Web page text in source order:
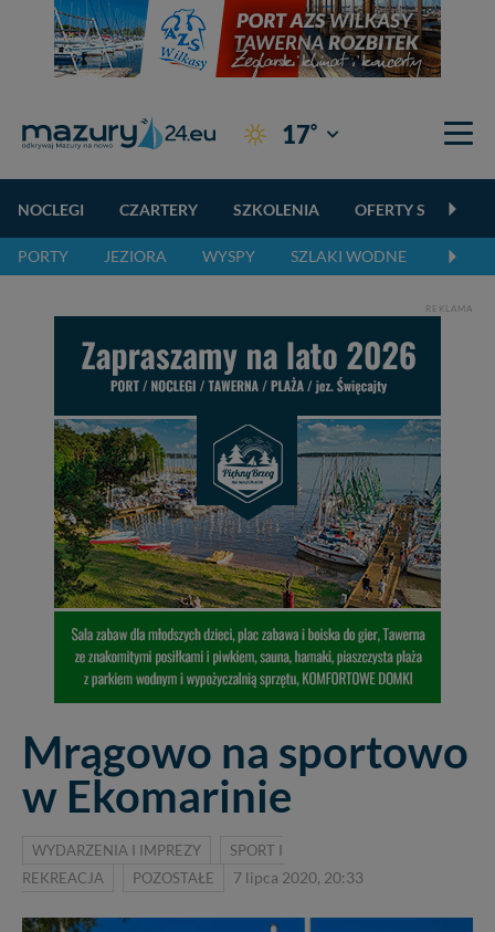
17° Giżycko
NOCLEGI CZARTERY SZKOLENIA OFERTY
PORTY JEZIORA WYSPY SZLAKI WODNE
REKLAMA
Mrągowo na sportowo
w Ekomarinie
WYDARZENIA I IMPREZY
SPORT I
REKREACJA
POZOSTAŁE 7 lipca 2020, 20:33